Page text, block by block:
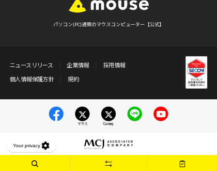
パソコン(PC)通販のマウスコンピューター【公式】
ニュースリリース 企業情報
採用情報
個人情報保護方針
規約
マウス Gaming